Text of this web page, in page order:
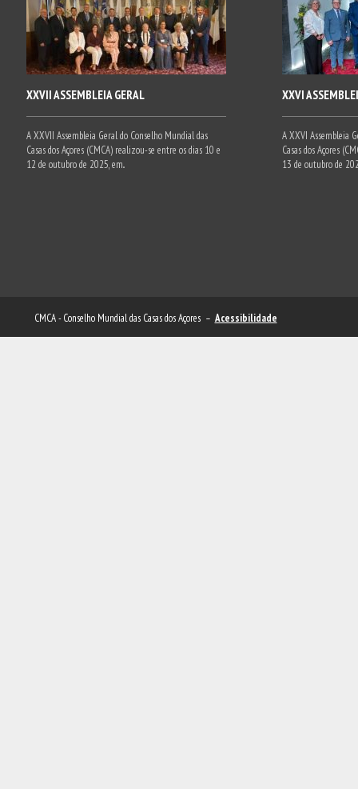
XXVII ASSEMBLEIA GERAL
A XXVII Assembleia Geral do Conselho Mundial das
Casas dos Açores (CMCA) realizou-se entre os dias 10 e
12 de outubro de 2025, em..
XXVI
A XXVI Assembleia
Casas dos Açores
13 de outubro de
CMCA - Conselho Mundial das Casas dos Açores – Acessibilidade